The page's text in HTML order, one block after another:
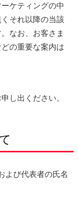
ケティングの中
それ以降の当該
なお、お客さま
の重要な案内は
し出ください。
よび代表者の氏名